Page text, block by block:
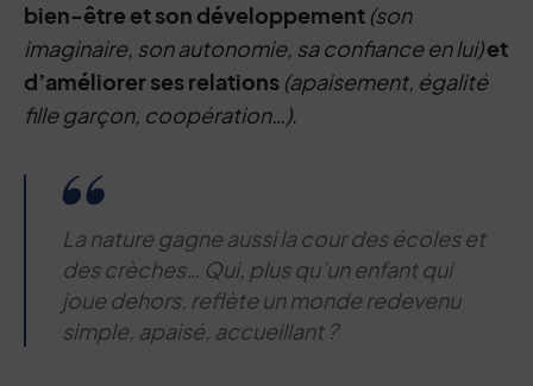
bien-être et son développement (son
imaginaire, son autonomie, sa confiance en lui)et
d’améliorer ses relations (apaisement, égalité
fille garçon, coopération…).
La nature gagne aussi la cour des écoles et
des crèches… Qui, plus qu’un enfant qui
joue dehors, reflète un monde redevenu
simple, apaisé, accueillant ?